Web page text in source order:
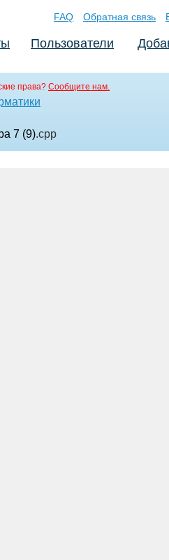
FAQ Обратная связь
Пользователи
права? Сообщите нам.
7 (9).cpp